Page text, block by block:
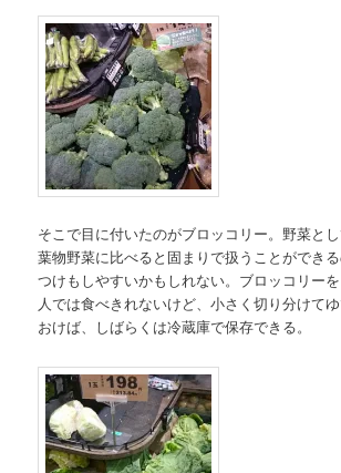
そこで目に付いたのがブロッコリー。野菜とし
葉物野菜に比べると固まりで扱うことができ
つけもしやすいかもしれない。ブロッコリー
人では食べきれないけど、小さく切り分けて
おけば、しばらくは冷蔵庫で保存できる。